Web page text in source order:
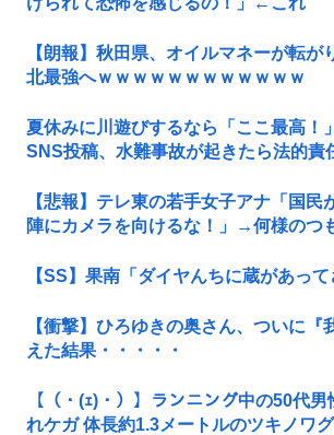
【朗報】秋田県、オイルマネーが転が
北最強へｗｗｗｗｗｗｗｗｗｗｗｗ
夏休みに川遊びするなら「ここ最高！
SNS投稿、水難事故が起きたら法的責
【悲報】テレ東の若手女子アナ「国民
陣にカメラを向けるな！」→何様のつ
【SS】果南「ダイヤんちに蔵があって
【衝撃】ひろゆきの奥さん、ついに『
えた結果・・・・・
【（・(ｪ)・）】ランニング中の50代
れケガ 体長約1.3メートルのツキノワ